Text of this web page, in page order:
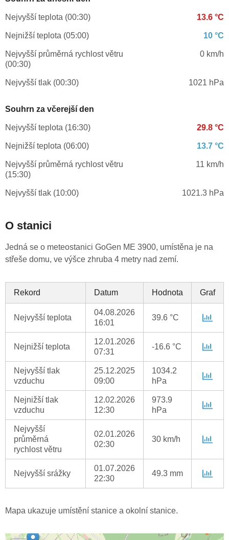
Nejvyšší teplota (00:30) 13.6 °C
Nejnižší teplota (05:00) 10 °C
Nejvyšší průměrná rychlost větru
(00:30)
0 km/h
Nejvyšší tlak (00:30) 1021 hPa
Souhrn za včerejší den
Nejvyšší teplota (16:30) 29.8 °C
Nejnižší teplota (06:00) 13.7 °C
Nejvyšší průměrná rychlost větru
(15:30)
11 km/h
Nejvyšší tlak (10:00) 1021.3 hPa
O stanici
Jedná se o meteostanici GoGen ME 3900, umístěna je na
střeše domu, ve výšce zhruba 4 metry nad zemí.
Rekord Datum Hodnota Graf
Nejvyšší teplota
04.08.2026
16:01
39.6 °C
Nejnižší teplota
12.01.2026
07:31
-16.6 °C
Nejvyšší tlak
vzduchu
25.12.2025
09:00
1034.2
hPa
Nejnižší tlak
vzduchu
12.02.2026
12:30
973.9
hPa
Nejvyšší
průměrná
rychlost větru
02.01.2026
02:30
30 km/h
Nejvyšší srážky
01.07.2026
22:30
49.3 mm
Mapa ukazuje umístění stanice a okolní stanice.